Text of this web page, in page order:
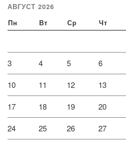
АВГУСТ 2026
Пн Вт Ср Чт
3 4 5 6
10 11 12 13
17 18 19 20
24 25 26 27